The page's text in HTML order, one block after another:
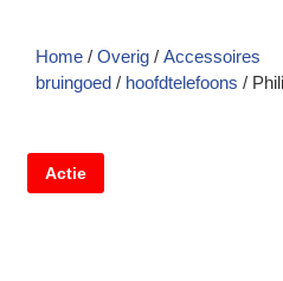
Home / Overig / Accessoires
bruingoed / hoofdtelefoons /
Actie